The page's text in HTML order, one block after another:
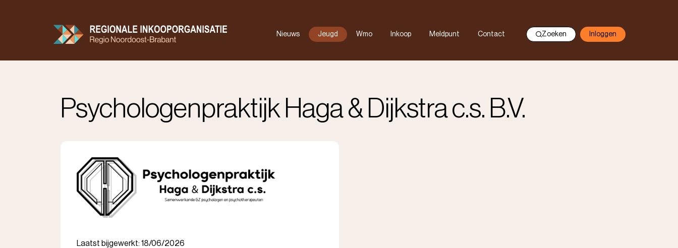
Nieuws Jeugd Wmo Inkoop Meldpunt Contact Zoeken Inloggen
Psychologenpraktijk Haga & Dijkstra c.s. B.V.
Laatst bijgewerkt: 18/06/2026